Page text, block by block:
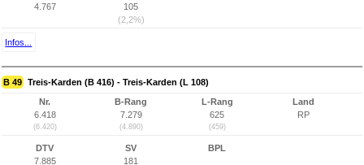
4.767
105
(2,2%)
Infos...
B 49 Treis-Karden (B 416) - Treis-Karden (L 108)
Nr.
6.418
(6.420)
B-Rang
7.279
(4.890)
L-Rang
625
(459)
Land
RP
DTV
7.885
SV
181
BPL